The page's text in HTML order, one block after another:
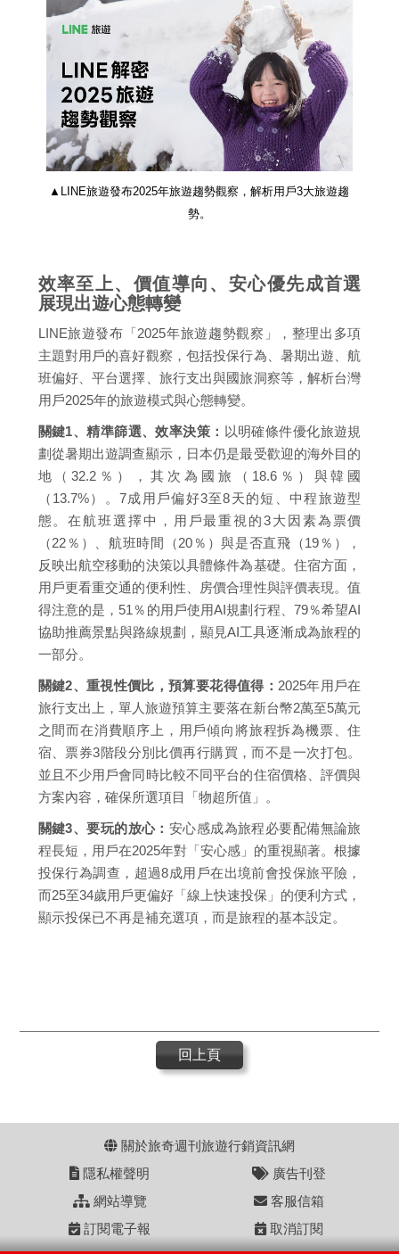
▲LINE旅遊發布2025年旅遊趨勢觀察，解析用戶3大旅遊趨
勢。
效率至上、價值導向、安心優先成首選
展現出遊心態轉變
LINE旅遊發布「2025年旅遊趨勢觀察」，整理出多項
主題對用戶的喜好觀察，包括投保行為、暑期出遊、航
班偏好、平台選擇、旅行支出與國旅洞察等，解析台灣
用戶2025年的旅遊模式與心態轉變。
關鍵1、精準篩選、效率決策： 以明確條件優化旅遊規
劃從暑期出遊調查顯示，日本仍是最受歡迎的海外目的
地（32.2％），其次為國旅（18.6％）與韓國
（13.7%）。7成用戶偏好3至8天的短、中程旅遊型
態。在航班選擇中，用戶最重視的3大因素為票價
（22％）、航班時間（20％）與是否直飛（19％），
反映出航空移動的決策以具體條件為基礎。住宿方面，
用戶更看重交通的便利性、房價合理性與評價表現。值
得注意的是，51％的用戶使用AI規劃行程、79％希望AI
協助推薦景點與路線規劃，顯見AI工具逐漸成為旅程的
一部分。
關鍵2、重視性價比，預算要花得值得： 2025年用戶在
旅行支出上，單人旅遊預算主要落在新台幣2萬至5萬元
之間而在消費順序上，用戶傾向將旅程拆為機票、住
宿、票券3階段分別比價再行購買，而不是一次打包。
並且不少用戶會同時比較不同平台的住宿價格、評價與
方案內容，確保所選項目「物超所值」。
關鍵3、要玩的放心： 安心感成為旅程必要配備無論旅
程長短，用戶在2025年對「安心感」的重視顯著。根據
投保行為調查，超過8成用戶在出境前會投保旅平險，
而25至34歲用戶更偏好「線上快速投保」的便利方式，
顯示投保已不再是補充選項，而是旅程的基本設定。
回上頁
關於旅奇週刊旅遊行銷資訊網
隱私權聲明
廣告刊登
網站導覽
客服信箱
訂閱電子報
取消訂閱